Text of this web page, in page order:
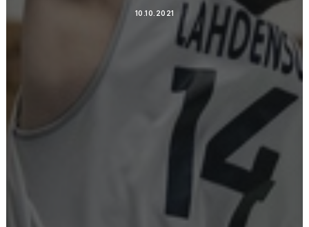
10.10.2021